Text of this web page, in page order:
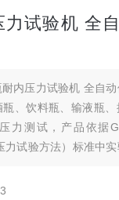
力试验机 全
内压力试验机 全自
、饮料瓶、输液瓶
力测试，产品依据
力试验方法）标准中
验要求，玻璃瓶耐内